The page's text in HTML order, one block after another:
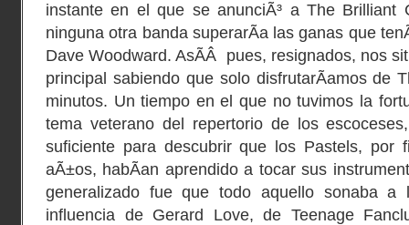
instante en el que se anunciÃ³ a The Brilliant
ninguna otra banda superarÃ­a las ganas que
Dave Woodward. AsÃ­Â pues, resignados, nos
principal sabiendo que solo disfrutarÃ­amos de
minutos. Un tiempo en el que no tuvimos la
tema veterano del repertorio de los
suficiente para descubrir que los Pastels, por
aÃ±os, habÃ­an aprendido a tocar sus
generalizado fue que todo aquello sonaba
influencia de Gerard Love, de Teenage